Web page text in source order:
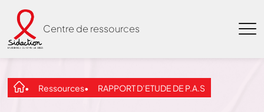
Centre de ressources
Ressources RAPPORT D’ETUDE DE P.A.S